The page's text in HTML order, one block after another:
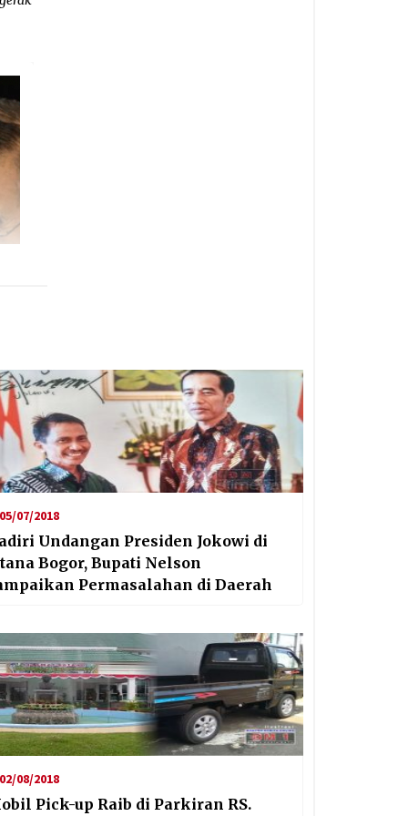
07/2018
Undangan Presiden Jokowi di
Bogor, Bupati Nelson
Permasalahan di Daerah
08/2018
Pick-up Raib di Parkiran RS.